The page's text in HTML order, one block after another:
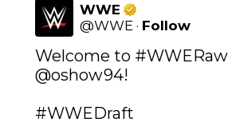
WWE
@WWE · Follow
Welcome to #WWERaw
@oshow94!
#WWEDraft